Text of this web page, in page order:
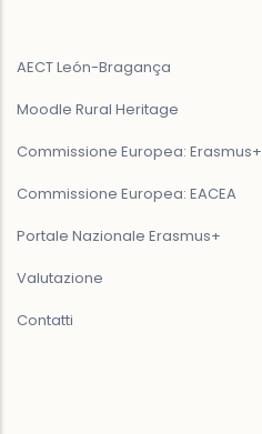
AECT León-Bragança
Moodle Rural Heritage
Commissione Europea: Erasmus+
Commissione Europea: EACEA
Portale Nazionale Erasmus+
Valutazione
Contatti